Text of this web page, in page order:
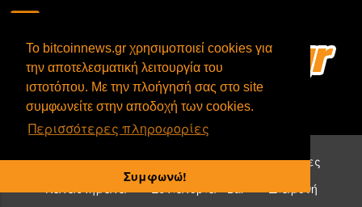
To bitcoinnews.gr χρησιμοποιεί cookies για
την αποτελεσματική λειτουργία του
ιστοτόπου. Με την πλοήγησή σας στο site
συμφωνείτε στην αποδοχή των cookies.
Περισσότερες πληροφορίες
Συμφωνώ!
Επιχειρήσεις που δέχονται bitcoin:
Υπηρεσίες
Καταστήματα
Εστιατόρια - Bar
Διαμονή